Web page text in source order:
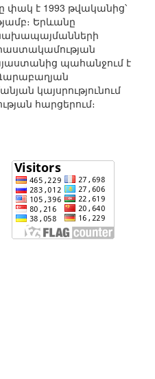
է 1993 թվականից՝
Երևանը
պահանջում է
կայսրությունում
հարցերում։